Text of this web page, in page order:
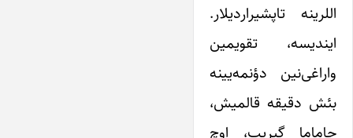
اللرینه تاپشیراردیلار.
ایندیسه، تقویمین
واراغی‌نین دؤنمه‌یینه
بئش دقیقه قالمیش،
حاماما گیریب، اوچ